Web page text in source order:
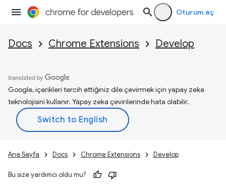
Oturum aç
Docs Chrome Extensions Develop
Google, içerikleri tercih ettiğiniz dile çevirmek için yapay zeka
teknolojisini kullanır. Yapay zeka çevirilerinde hata olabilir.
Ana Sayfa Docs Chrome Extensions Develop
Bu size yardımcı oldu mu?